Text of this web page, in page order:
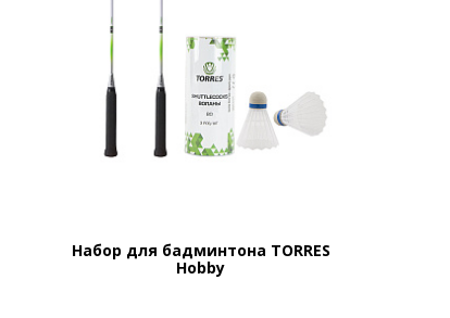
Набор для бадминтона TORRES
Hobby